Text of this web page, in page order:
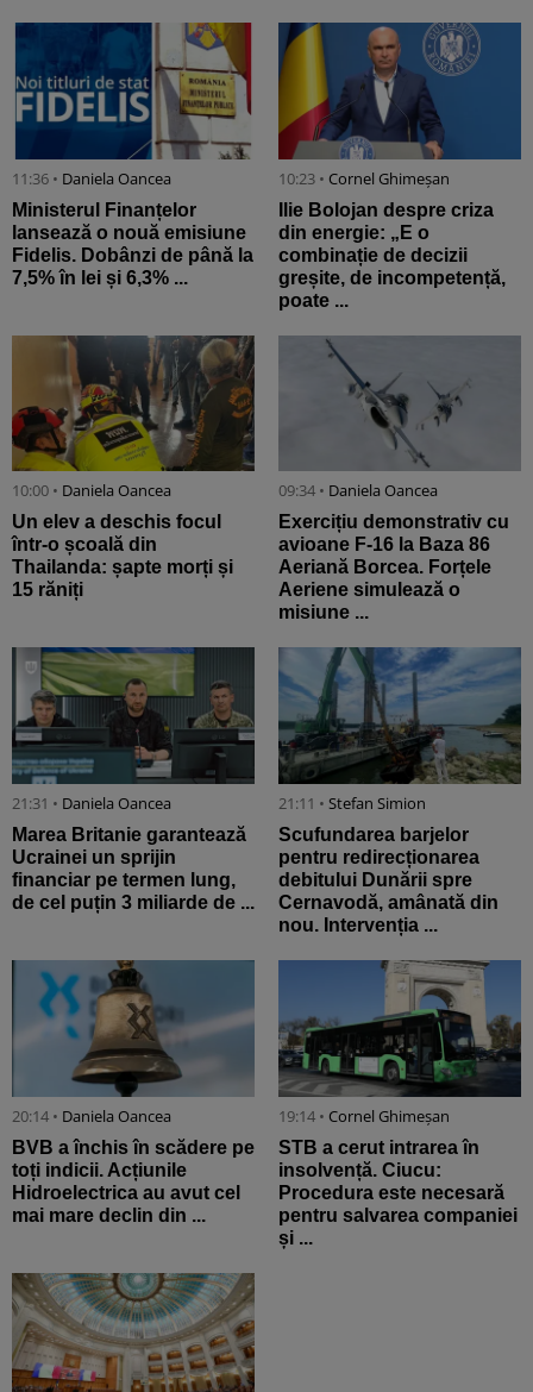
11:36 • Daniela Oancea
Ministerul Finanțelor
lansează o nouă emisiune
Fidelis. Dobânzi de până la
7,5% în lei și 6,3% ...
10:23 • Cornel Ghimeșan
Ilie Bolojan despre criza
din energie: „E o
combinație de decizii
greșite, de incompetență,
poate ...
10:00 • Daniela Oancea
Un elev a deschis focul
într-o școală din
Thailanda: șapte morți și
15 răniți
09:34 • Daniela Oancea
Exercițiu demonstrativ cu
avioane F-16 la Baza 86
Aeriană Borcea. Forțele
Aeriene simulează o
misiune ...
21:31 • Daniela Oancea
Marea Britanie garantează
Ucrainei un sprijin
financiar pe termen lung,
de cel puțin 3 miliarde de ...
21:11 • Stefan Simion
Scufundarea barjelor
pentru redirecționarea
debitului Dunării spre
Cernavodă, amânată din
nou. Intervenția ...
20:14 • Daniela Oancea
BVB a închis în scădere pe
toți indicii. Acțiunile
Hidroelectrica au avut cel
mai mare declin din ...
19:14 • Cornel Ghimeșan
STB a cerut intrarea în
insolvență. Ciucu:
Procedura este necesară
pentru salvarea companiei
și ...